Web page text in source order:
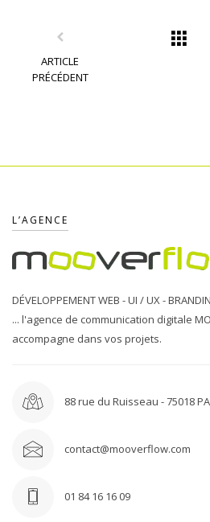
ARTICLE
PRÉCÉDENT
L’AGENCE
DÉVELOPPEMENT WEB - UI / UX -
... l'agence de communication digitale
accompagne dans vos projets.
88 rue du Ruisseau - 75018
contact@mooverflow.com
01 84 16 16 09